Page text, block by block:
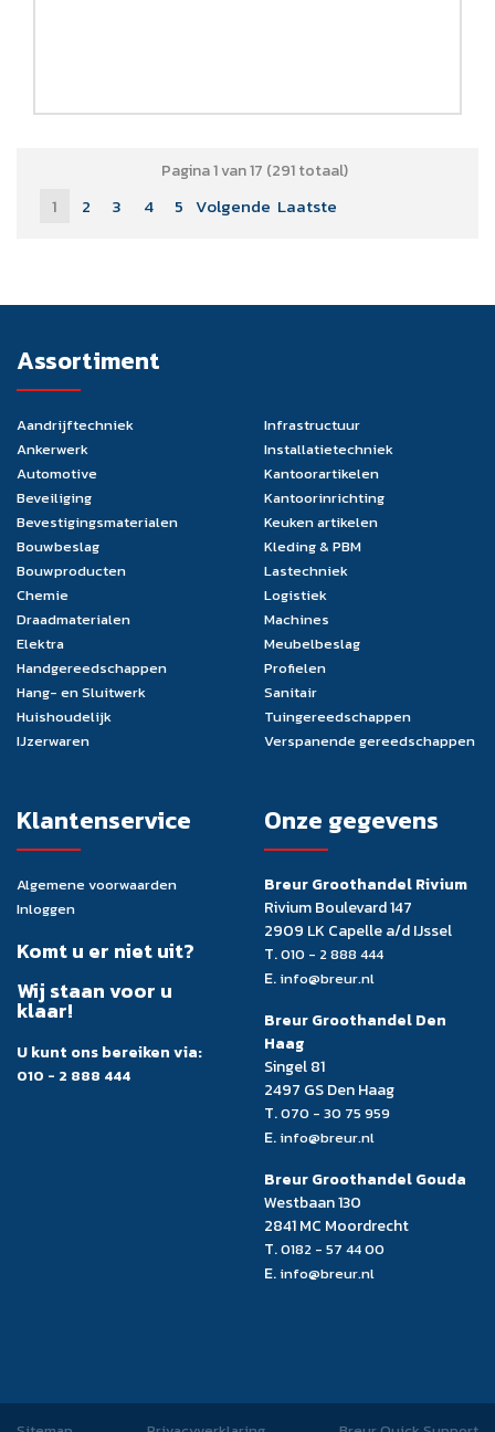
Pagina 1 van 17 (291 totaal)
1 2 3 4 5 Volgende Laatste
Assortiment
Aandrijftechniek
Ankerwerk
Automotive
Beveiliging
Bevestigingsmaterialen
Bouwbeslag
Bouwproducten
Chemie
Draadmaterialen
Elektra
Handgereedschappen
Hang- en Sluitwerk
Huishoudelijk
IJzerwaren
Infrastructuur
Installatietechniek
Kantoorartikelen
Kantoorinrichting
Keuken artikelen
Kleding & PBM
Lastechniek
Logistiek
Machines
Meubelbeslag
Profielen
Sanitair
Tuingereedschappen
Verspanende gereedschappen
Klantenservice
Algemene voorwaarden
Inloggen
Komt u er niet uit?
Wij staan voor u
klaar!
U kunt ons bereiken via:
010 - 2 888 444
Onze gegevens
Breur Groothandel Rivium
Rivium Boulevard 147
2909 LK Capelle a/d IJssel
T.010 - 2 888 444
E. info@breur.nl
Breur Groothandel Den
Haag
Singel 81
2497 GS Den Haag
T.070 - 30 75 959
E. info@breur.nl
Breur Groothandel Gouda
Westbaan 130
2841 MC Moordrecht
T.0182 - 57 44 00
E. info@breur.nl